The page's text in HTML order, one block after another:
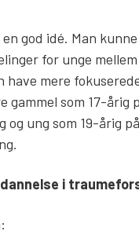
god idé. Man
for unge mellem
have mere
gammel som 17-årig
og ung som 19-årig
i